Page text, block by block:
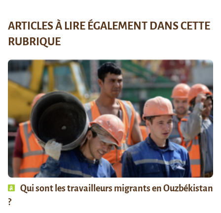
ARTICLES À LIRE ÉGALEMENT DANS CETTE
RUBRIQUE
Qui sont les travailleurs migrants en Ouzbékistan
?